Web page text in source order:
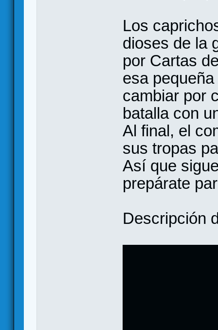
Los
dioses de la
por Cartas
esa
cambiar por
batalla con
Al final, el
sus tropas
Así que
prepárate
Descripción